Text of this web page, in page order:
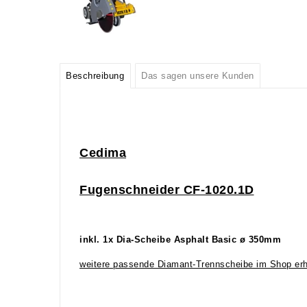
Beschreibung Das sagen unsere Kunden
Cedima
Fugenschneider CF-1020.1D
inkl. 1x Dia-Scheibe Asphalt Basic ø 350mm
weitere passende Diamant-Trennscheibe im Shop